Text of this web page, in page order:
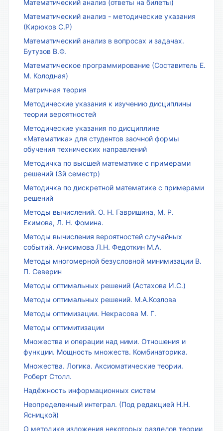
Математический анализ (ответы на билеты)
Математический анализ - методические указания
(Кирюков С.Р)
Математический анализ в вопросах и задачах.
Бутузов В.Ф.
Математическое программирование (Составитель Е.
М. Колодная)
Матричная теория
Методические указания к изучению дисциплины
теории вероятностей
Методические указания по дисциплине
«Математика» для студентов заочной формы
обучения технических направлений
Методичка по высшей математике с примерами
решений (3й семестр)
Методичка по дискретной математике с примерами
решений
Методы вычислений. О. Н. Гавришина, М. Р.
Екимова, Л. Н. Фомина.
Методы вычисления вероятностей случайных
событий. Анисимова Л.Н. Федоткин М.А.
Методы многомерной безусловной минимизации В.
П. Северин
Методы оптимальных решений (Астахова И.С.)
Методы оптимальных решений. М.А.Козлова
Методы оптимизации. Некрасова М. Г.
Методы оптимитизации
Множества и операции над ними. Отношения и
функции. Мощность множеств. Комбинаторика.
Множества. Логика. Аксиоматические теории.
Роберт Столл.
Надёжность информационных систем
Неопределенный интеграл. (Под редакцией Н.Н.
Ясницкой)
О методике изложения некоторых разделов теории